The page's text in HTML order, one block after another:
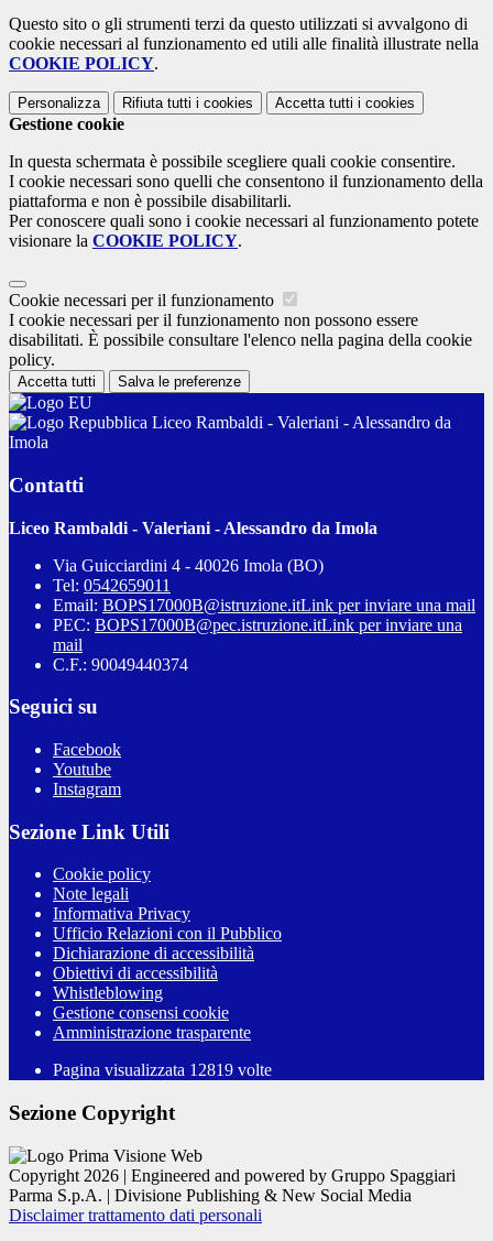
Questo sito o gli strumenti terzi da questo utilizzati si avvalgono di
cookie necessari al funzionamento ed utili alle finalità illustrate nella
COOKIE POLICY.
Personalizza Rifiuta tutti i cookies Accetta tutti i cookies
Gestione cookie
In questa schermata è possibile scegliere quali cookie consentire.
I cookie necessari sono quelli che consentono il funzionamento della
piattaforma e non è possibile disabilitarli.
Per conoscere quali sono i cookie necessari al funzionamento potete
visionare la COOKIE POLICY.
Cookie necessari per il funzionamento
I cookie necessari per il funzionamento non possono essere
disabilitati. È possibile consultare l'elenco nella pagina della cookie
policy.
Accetta tutti Salva le preferenze
Liceo Rambaldi - Valeriani - Alessandro da
Imola
Contatti
Liceo Rambaldi - Valeriani - Alessandro da Imola
Via Guicciardini 4 - 40026 Imola (BO)
Tel: 0542659011
Email: BOPS17000B@istruzione.itLink per inviare una mail
PEC: BOPS17000B@pec.istruzione.itLink per inviare una
mail
C.F.: 90049440374
Seguici su
Facebook
Youtube
Instagram
Sezione Link Utili
Cookie policy
Note legali
Informativa Privacy
Ufficio Relazioni con il Pubblico
Dichiarazione di accessibilità
Obiettivi di accessibilità
Whistleblowing
Gestione consensi cookie
Amministrazione trasparente
Pagina visualizzata 12819 volte
Sezione Copyright
Copyright 2026 | Engineered and powered by Gruppo Spaggiari
Parma S.p.A. | Divisione Publishing & New Social Media
Disclaimer trattamento dati personali